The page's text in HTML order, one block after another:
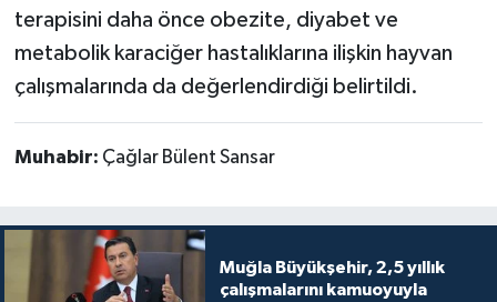
terapisini daha önce obezite, diyabet ve
metabolik karaciğer hastalıklarına ilişkin hayvan
çalışmalarında da değerlendirdiği belirtildi.
Muhabir: Çağlar Bülent Sansar
Muğla Büyükşehir, 2,5 yıllık
çalışmalarını kamuoyuyla